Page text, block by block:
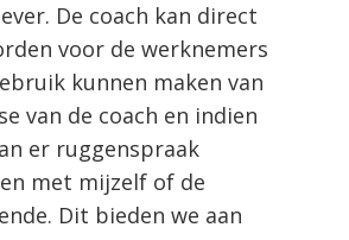
De coach kan direct
voor de werknemers
kunnen maken van
van de coach en indien
er ruggenspraak
met mijzelf of de
Dit bieden we aan